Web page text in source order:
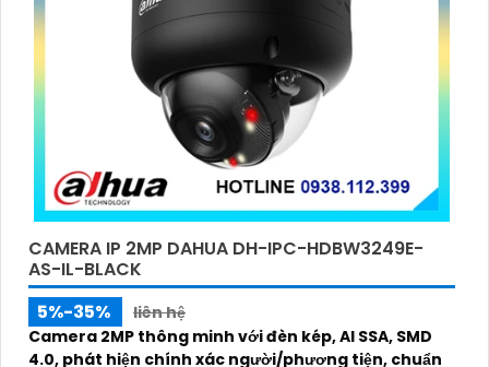
CAMERA IP 2MP DAHUA DH-IPC-HDBW3249E-
AS-IL-BLACK
5%-35%
liên hệ
Camera 2MP thông minh với đèn kép, AI SSA, SMD
4.0, phát hiện chính xác người/phương tiện, chuẩn